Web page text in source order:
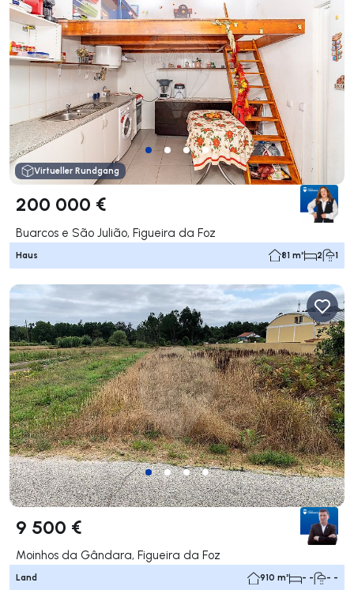
Virtueller Rundgang
200 000 €
Buarcos e São Julião, Figueira da Foz
Haus 81 m² 2 1
9 500 €
Moinhos da Gândara, Figueira da Foz
Land 910 m² - - - -